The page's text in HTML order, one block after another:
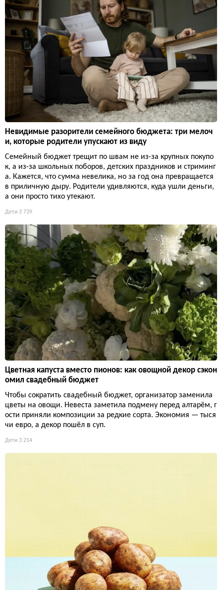
Невидимые разорители семейного бюджета: три мелоч
и, которые родители упускают из виду
Семейный бюджет трещит по швам не из-за крупных покупо
к, а из-за школьных поборов, детских праздников и стриминг
а. Кажется, что сумма невелика, но за год она превращается
в приличную дыру. Родители удивляются, куда ушли деньги,
а они просто тихо утекают.
Дети 3 739
Цветная капуста вместо пионов: как овощной декор сэкон
омил свадебный бюджет
Чтобы сократить свадебный бюджет, организатор заменила
цветы на овощи. Невеста заметила подмену перед алтарём, г
ости приняли композиции за редкие сорта. Экономия — тыся
чи евро, а декор пошёл в суп.
Дети 3 214